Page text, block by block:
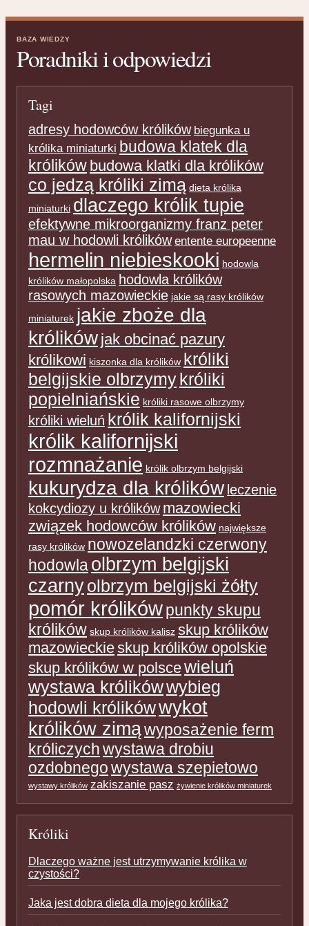
BAZA WIEDZY
Poradniki i odpowiedzi
Tagi
adresy hodowców królików biegunka u
królika miniaturki budowa klatek dla
królików budowa klatki dla królików
co jedzą króliki zimą dieta królika
miniaturki dlaczego królik tupie
efektywne mikroorganizmy franz peter
mau w hodowli królików entente europeenne
hermelin niebieskooki hodowla
królików małopolska hodowla królików
rasowych mazowieckie jakie są rasy królików
miniaturek jakie zboże dla
królików jak obcinać pazury
królikowi kiszonka dla królików króliki
belgijskie olbrzymykróliki
popielniańskie króliki rasowe olbrzymy
króliki wieluń królik kalifornijski
królik kalifornijski
rozmnażanie królik olbrzym belgijski
kukurydza dla królików leczenie
kokcydiozy u królików mazowiecki
związek hodowców królików największe
rasy królików nowozelandzki czerwony
hodowlaolbrzym belgijski
czarnyolbrzym belgijski żółty
pomór królikówpunkty skupu
królików skup królików kalisz skup królików
mazowieckieskup królików opolskie
skup królików w polscewieluń
wystawa królikówwybieg
hodowli królikówwykot
królików zimąwyposażenie ferm
króliczychwystawa drobiu
ozdobnegowystawa szepietowo
wystawy królików zakiszanie pasz żywienie królików miniaturek
Króliki
Dlaczego ważne jest utrzymywanie królika w
czystości?
Jaka jest dobra dieta dla mojego królika?